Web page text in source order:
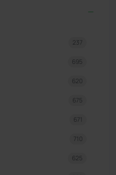
237
695
620
675
671
710
625